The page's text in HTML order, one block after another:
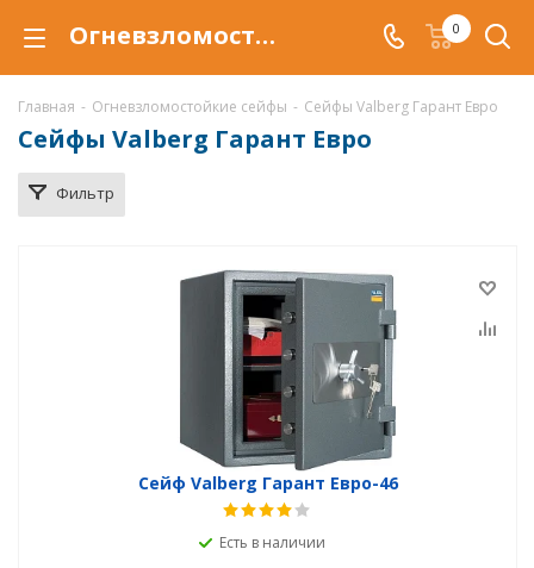
Огневзломостойкий сейф Valberg Гарант Евро купить в Краснодаре, сейфы Valberg Гарант Евро с защитой от взлома и от огня по низкой цене c доставкой 0
Главная - Огневзломостойкие сейфы - Сейфы Valberg Гарант Евро
Сейфы Valberg Гарант Евро
Фильтр
Сейф Valberg Гарант Евро-46
Есть в наличии